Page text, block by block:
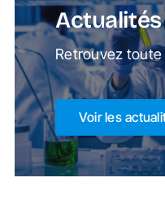
Actualités
Retrouvez toute
Voir les